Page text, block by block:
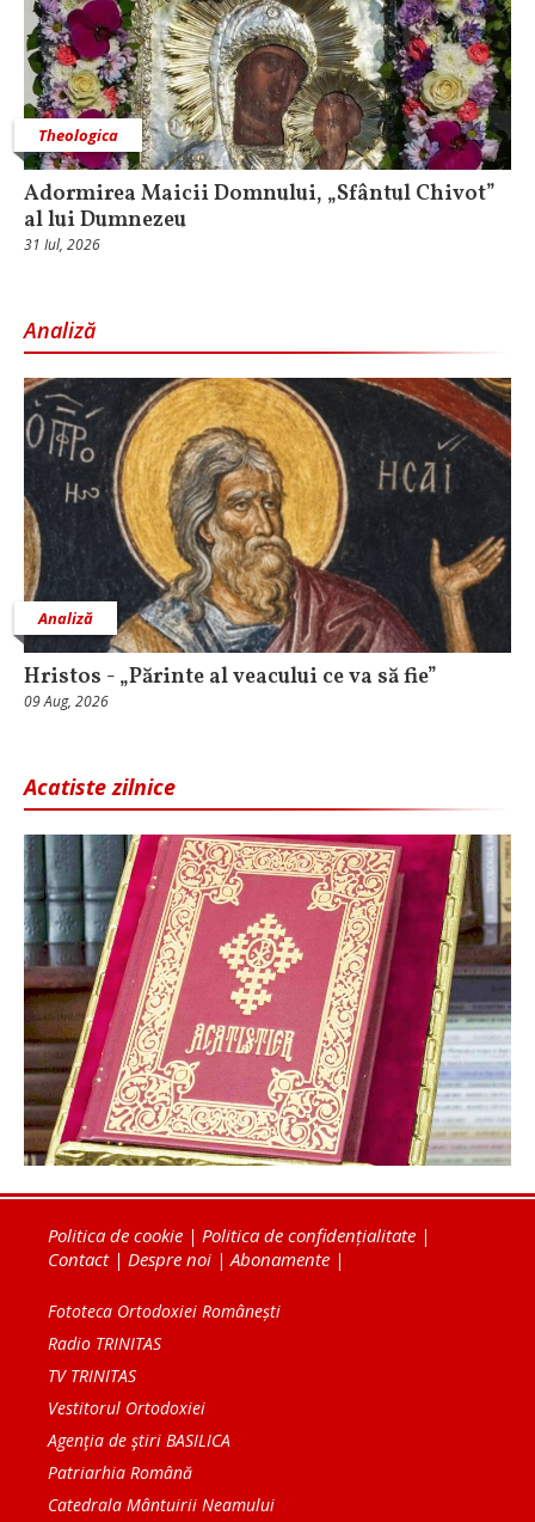
Theologica
Adormirea Maicii Domnului, „Sfântul Chivot”
al lui Dumnezeu
31 Iul, 2026
Analiză
Analiză
Hristos - „Părinte al veacului ce va să fie”
09 Aug, 2026
Acatiste zilnice
Politica de cookie | Politica de confidențialitate |
Contact| Despre noi | Abonamente |
Fototeca Ortodoxiei Românești
Radio TRINITAS
TV TRINITAS
Vestitorul Ortodoxiei
Agenţia de ştiri BASILICA
Patriarhia Română
Catedrala Mântuirii Neamului